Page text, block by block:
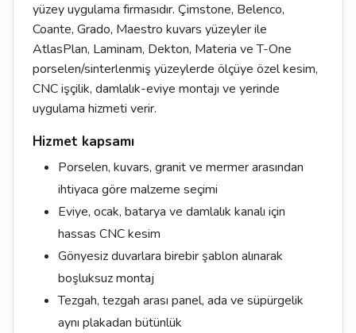
yüzey uygulama firmasıdır. Çimstone, Belenco,
Coante, Grado, Maestro kuvars yüzeyler ile
AtlasPlan, Laminam, Dekton, Materia ve T-One
porselen/sinterlenmiş yüzeylerde ölçüye özel kesim,
CNC işçilik, damlalık-eviye montajı ve yerinde
uygulama hizmeti verir.
Hizmet kapsamı
Porselen, kuvars, granit ve mermer arasından
ihtiyaca göre malzeme seçimi
Eviye, ocak, batarya ve damlalık kanalı için
hassas CNC kesim
Gönyesiz duvarlara birebir şablon alınarak
boşluksuz montaj
Tezgah, tezgah arası panel, ada ve süpürgelik
aynı plakadan bütünlük